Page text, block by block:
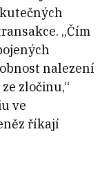
„Čím
nalezení
zločinu,“
ve
říkají